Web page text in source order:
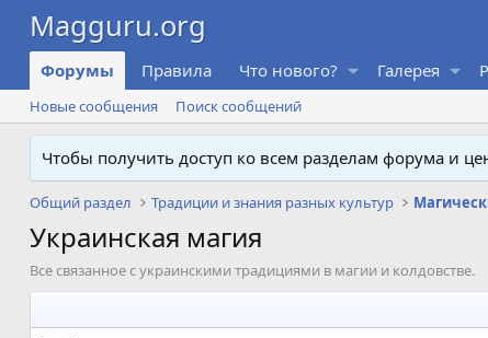
Форумы Правила Что нового? Галерея
Новые сообщения Поиск сообщений
Чтобы получить доступ ко всем разделам форума и
Общий раздел Традиции и знания разных культур
Украинская магия
Все связанное с украинскими традициями в магии и колдовстве.